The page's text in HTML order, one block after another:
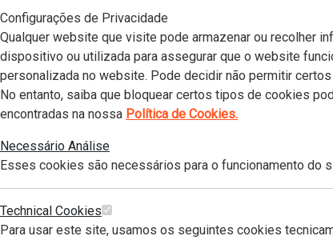
Configurações de Privacidade
Qualquer website que visite pode armazenar ou recolher
dispositivo ou utilizada para assegurar que o website
personalizada no website. Pode decidir não permitir
No entanto, saiba que bloquear certos tipos de cookies
encontradas na nossa Política de Cookies.
Necessário Análise
Esses cookies são necessários para o funcionamento
Technical Cookies
Para usar este site, usamos os seguintes cookies